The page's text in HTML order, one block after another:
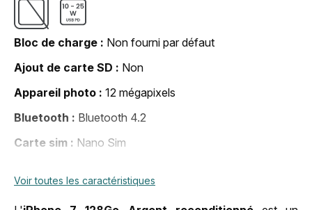
Bloc de charge
Non fourni par défaut
Ajout de carte SD
Non
Appareil photo
12 mégapixels
Bluetooth
Bluetooth 4.2
Carte sim
Nano Sim
Voir toutes les caractéristiques